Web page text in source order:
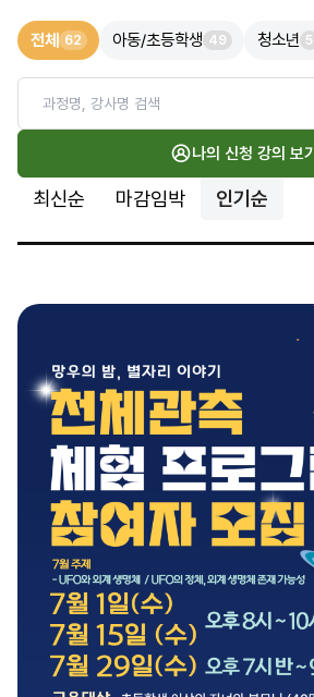
전체 62 아동/초등학생 49 청소년 5
나의 신청 강의 보기
최신순 마감임박 인기순